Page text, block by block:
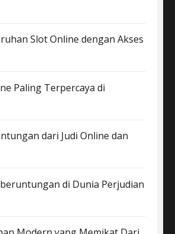
Slot Online dengan Akses
Paling Terpercaya di
dari Judi Online dan
di Dunia Perjudian